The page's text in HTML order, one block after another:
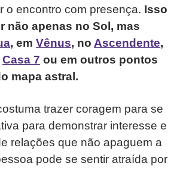
o encontro com presença. Isso
não apenas no Sol, mas
, em Vênus, no Ascendente,
Casa 7 ou em outros pontos
mapa astral.
trazer coragem para se
para demonstrar interesse e
relações que não apaguem a
pode se sentir atraída por